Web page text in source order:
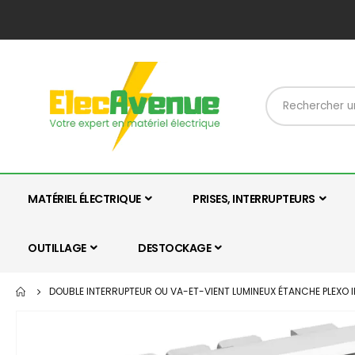
MATÉRIEL ÉLECTRIQUE PRISES, INTERRUPTEURS
OUTILLAGE DESTOCKAGE
DOUBLE INTERRUPTEUR OU VA-ET-VIENT LUMINEUX ÉTANCHE